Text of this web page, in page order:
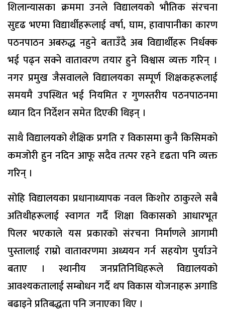
शिलान्यासका क्रममा उनले विद्यालयको भौतिक संरचना
सुदृढ भएमा विद्यार्थीहरूलाई वर्षा, घाम, हावापानीका कारण
पठनपाठन अबरुद्ध नहुने बताउँदै अब विद्यार्थीहरू निर्धक्क
भई पढ्न सक्ने वातावरण तयार हुने विश्वास व्यक्त गरिन् ।
नगर प्रमुख जैसवालले विद्यालयका सम्पूर्ण शिक्षकहरूलाई
समयमै उपस्थित भई नियमित र गुणस्तरीय पठनपाठनमा
ध्यान दिन निर्देशन समेत दिएकी थिइन् ।
साथै विद्यालयको शैक्षिक प्रगति र विकासमा कुनै किसिमको
कमजोरी हुन नदिन आफू सदैव तत्पर रहने दृढता पनि व्यक्त
गरिन् ।
सोहि विद्यालयका प्रधानाध्यापक नवल किशोर ठाकुरले सबै
अतिथीहरूलाई स्वागत गर्दै शिक्षा विकासको आधारभूत
पिलर भएकाले यस प्रकारको संरचना निर्माणले आगामी
पुस्तालाई राम्रो वातावरणमा अध्ययन गर्न सहयोग पुर्याउने
बताए । स्थानीय जनप्रतिनिधिहरूले विद्यालयको
आवश्यकतालाई सम्बोधन गर्दै थप विकास योजनाहरू अगाडि
बढाइने प्रतिबद्धता पनि जनाएका थिए ।